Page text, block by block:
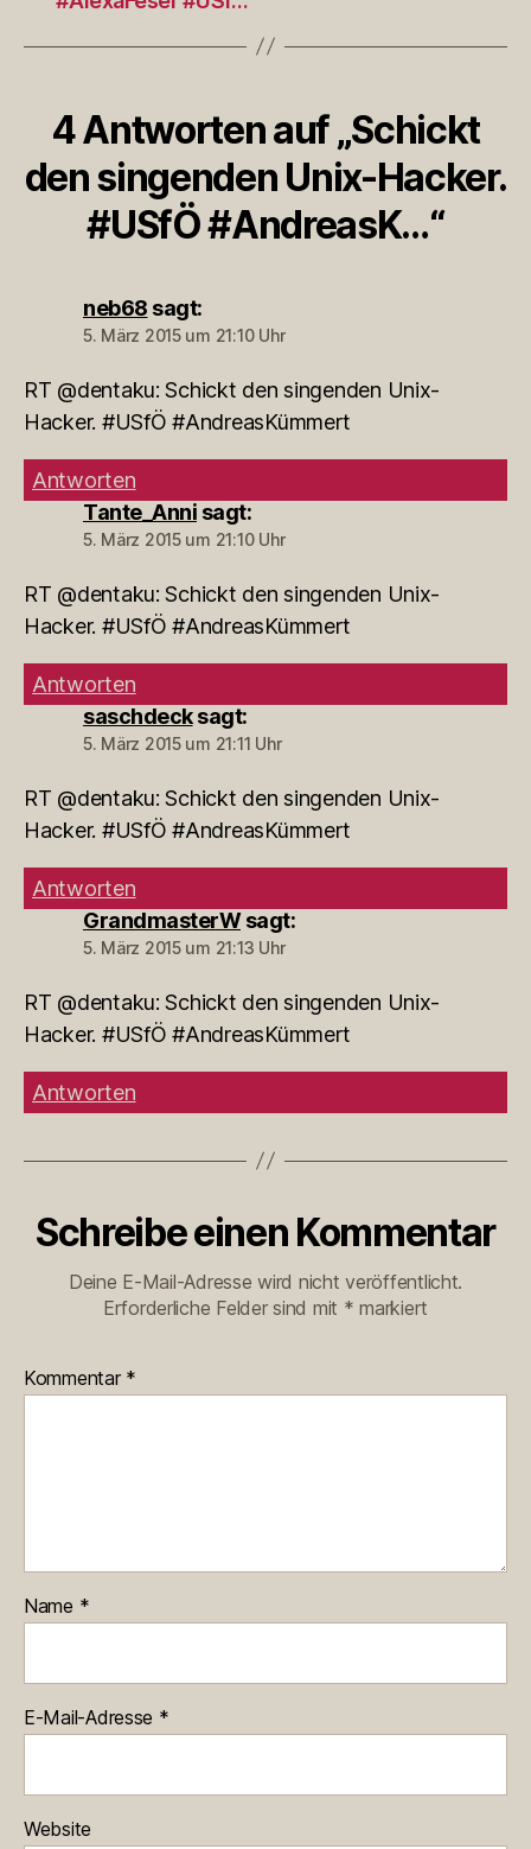
4 Antworten auf „Schickt
den singenden Unix-Hacker.
#USfÖ #AndreasK…“
neb68 sagt:
5. März 2015 um 21:10 Uhr
RT @dentaku: Schickt den singenden Unix-
Hacker. #USfÖ #AndreasKümmert
Antworten
Tante_Anni sagt:
5. März 2015 um 21:10 Uhr
RT @dentaku: Schickt den singenden Unix-
Hacker. #USfÖ #AndreasKümmert
Antworten
saschdeck sagt:
5. März 2015 um 21:11 Uhr
RT @dentaku: Schickt den singenden Unix-
Hacker. #USfÖ #AndreasKümmert
Antworten
GrandmasterW sagt:
5. März 2015 um 21:13 Uhr
RT @dentaku: Schickt den singenden Unix-
Hacker. #USfÖ #AndreasKümmert
Antworten
Schreibe einen Kommentar
Deine E-Mail-Adresse wird nicht veröffentlicht.
Erforderliche Felder sind mit * markiert
Kommentar *
Name *
E-Mail-Adresse *
Website